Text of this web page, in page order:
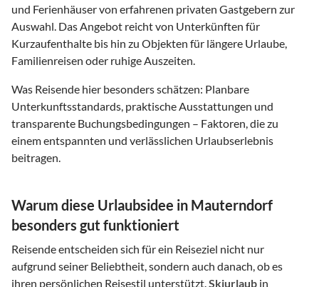
und Ferienhäuser von erfahrenen privaten Gastgebern zur
Auswahl. Das Angebot reicht von Unterkünften für
Kurzaufenthalte bis hin zu Objekten für längere Urlaube,
Familienreisen oder ruhige Auszeiten.
Was Reisende hier besonders schätzen: Planbare
Unterkunftsstandards, praktische Ausstattungen und
transparente Buchungsbedingungen – Faktoren, die zu
einem entspannten und verlässlichen Urlaubserlebnis
beitragen.
Warum diese Urlaubsidee in Mauterndorf
besonders gut funktioniert
Reisende entscheiden sich für ein Reiseziel nicht nur
aufgrund seiner Beliebtheit, sondern auch danach, ob es
ihren persönlichen Reisestil unterstützt.Skiurlaub in